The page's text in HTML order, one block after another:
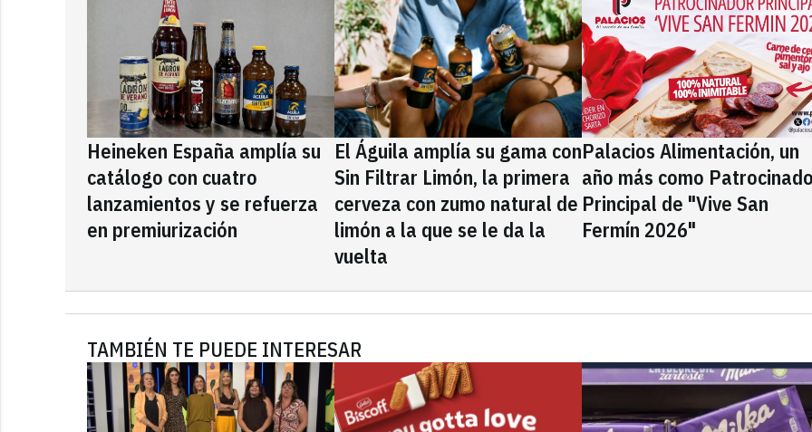
Heineken España amplía su
catálogo con cuatro
lanzamientos y se refuerza
en premiurización
El Águila amplía su gama con
Sin Filtrar Limón, la primera
cerveza con zumo natural de
limón a la que se le da la
vuelta
Palacios Alimentación, un
año más como
Principal de "Vive San
Fermín 2026"
TAMBIÉN TE PUEDE INTERESAR